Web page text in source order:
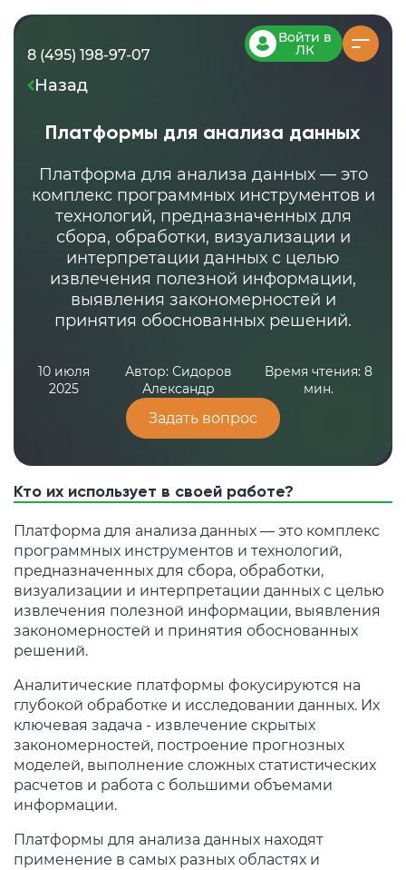
8 (495) 198-97-07
Войти в
ЛК
Назад
Платформы для анализа данных
Платформа для анализа данных — это
комплекс программных инструментов и
технологий, предназначенных для
сбора, обработки, визуализации и
интерпретации данных с целью
извлечения полезной информации,
выявления закономерностей и
принятия обоснованных решений.
10 июля
2025
Автор: Сидоров
Александр
Время чтения: 8
мин.
Задать вопрос
Кто их использует в своей работе?
Платформа для анализа данных — это комплекс
программных инструментов и технологий,
предназначенных для сбора, обработки,
визуализации и интерпретации данных с целью
извлечения полезной информации, выявления
закономерностей и принятия обоснованных
решений.
Аналитические платформы фокусируются на
глубокой обработке и исследовании данных. Их
ключевая задача - извлечение скрытых
закономерностей, построение прогнозных
моделей, выполнение сложных статистических
расчетов и работа с большими объемами
информации.
Платформы для анализа данных находят
применение в самых разных областях и